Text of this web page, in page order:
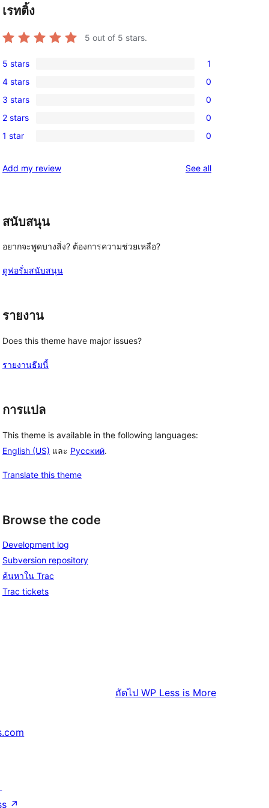
เรทติ้ง
5 out of 5 stars.
1
5-
star
review
5 stars 1
0
4-
star
reviews
4 stars 0
0
3-
star
3 stars 0
0
2-
reviews
2 stars 0
0
star
1 star 0
Add my review See allreviews
สนับสนุน
อยากจะพูดบางสิ่ง? ต้องการความช่วยเหลือ?
ดูฟอรั่มสนับสนุน
รายงาน
Does this theme have major issues?
รายงานธีมนี้
การแปล
This theme is available in the following languages:
English (US) และ Русский.
Translate this theme
Browse the code
Development log
Subversion repository
ค้นหาใน Trac
Trac tickets
ถัดไป WP Less is More
↗